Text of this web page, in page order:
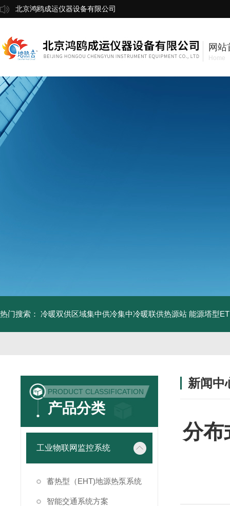
北京鸿鸥成运仪器设备有限公司
网站
Home
热门搜索： 冷暖双供区域集中供冷集中冷暖联供热源站 能源塔型
PRODUCT CLASSIFICATION
产品分类
工业物联网监控系统
蓄热型（EHT)地源热泵系统
智能交通系统方案
新闻中
分布